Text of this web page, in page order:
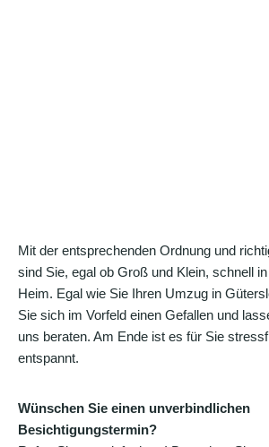
Mit der entsprechenden Ordnung und
sind Sie, egal ob Groß und Klein, schnell
Heim. Egal wie Sie Ihren Umzug in
Sie sich im Vorfeld einen Gefallen und
uns beraten. Am Ende ist es für Sie
entspannt.
Wünschen Sie einen unverbindlichen
Besichtigungstermin?